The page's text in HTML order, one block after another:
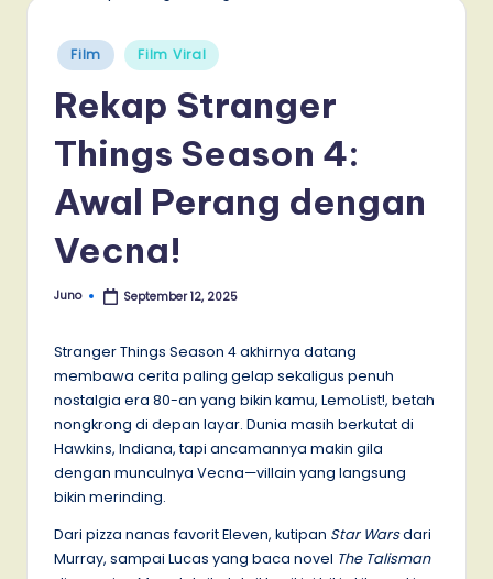
Posted
in
Film Film Viral
Rekap Stranger
Things Season 4:
Awal Perang dengan
Vecna!
Posted
Juno September 12, 2025
Stranger Things Season 4 akhirnya datang
membawa cerita paling gelap sekaligus penuh
nostalgia era 80-an yang bikin kamu, LemoList!, betah
nongkrong di depan layar. Dunia masih berkutat di
Hawkins, Indiana, tapi ancamannya makin gila
dengan munculnya Vecna—villain yang langsung
bikin merinding.
Dari pizza nanas favorit Eleven, kutipan Star Warsdari
Murray, sampai Lucas yang baca novel The Talisman